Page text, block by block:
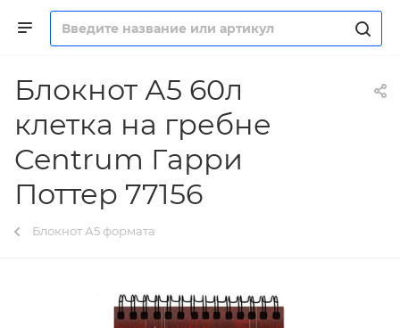
Блокнот А5 60л
клетка на гребне
Centrum Гарри
Поттер 77156
Блокнот А5 формата